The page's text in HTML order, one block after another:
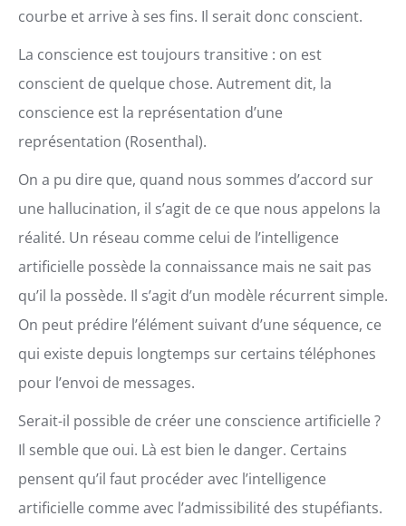
courbe et arrive à ses fins. Il serait donc conscient.
La conscience est toujours transitive : on est
conscient de quelque chose. Autrement dit, la
conscience est la représentation d’une
représentation (Rosenthal).
On a pu dire que, quand nous sommes d’accord sur
une hallucination, il s’agit de ce que nous appelons la
réalité. Un réseau comme celui de l’intelligence
artificielle possède la connaissance mais ne sait pas
qu’il la possède. Il s’agit d’un modèle récurrent simple.
On peut prédire l’élément suivant d’une séquence, ce
qui existe depuis longtemps sur certains téléphones
pour l’envoi de messages.
Serait-il possible de créer une conscience artificielle ?
Il semble que oui. Là est bien le danger. Certains
pensent qu’il faut procéder avec l’intelligence
artificielle comme avec l’admissibilité des stupéfiants.